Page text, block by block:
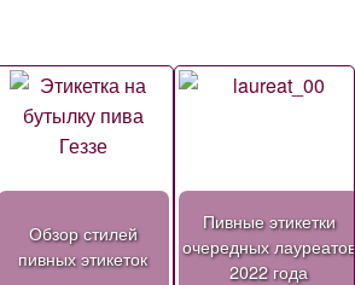
Обзор стилей
пивных этикеток
Пивные этикетки
очередных лауреатов
2022 года